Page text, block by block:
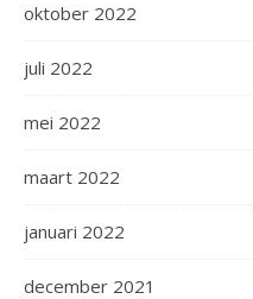
oktober 2022
juli 2022
mei 2022
maart 2022
januari 2022
december 2021